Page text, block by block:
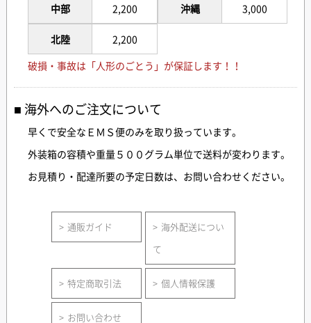
中部
北陸
2,200
2,200
沖縄 3,000
破損・事故は「人形のごとう」が保証します！！
海外へのご注文について
早くで安全なＥＭＳ便のみを取り扱っています。
外装箱の容積や重量５００グラム単位で送料が変わります。
お見積り・配達所要の予定日数は、お問い合わせください。
通販ガイド
海外配送につい
て
特定商取引法 個人情報保護
お問い合わせ